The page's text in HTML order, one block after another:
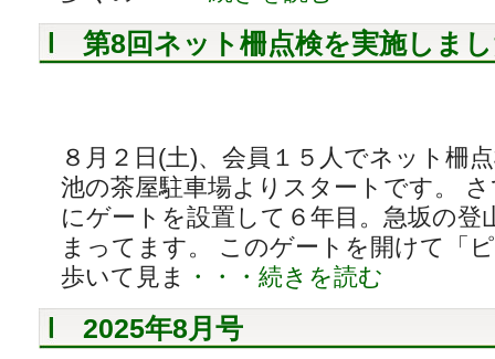
第8回ネット柵点検を実施しま
８月２日(土)、会員１５人でネット柵
池の茶屋駐車場よりスタートです。
にゲートを設置して６年目。急坂の登
まってます。 このゲートを開けて「
歩いて見ま ・・・続きを読む
2025年8月号